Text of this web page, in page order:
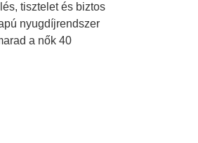
tisztelet és biztos
nyugdíjrendszer
a nők 40